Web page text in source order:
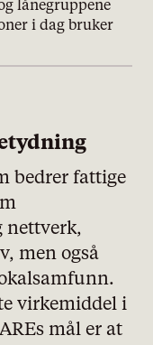
lånegruppene
i dag bruker
bedrer fattige
nettverk,
men også
virkemiddel i
mål er at